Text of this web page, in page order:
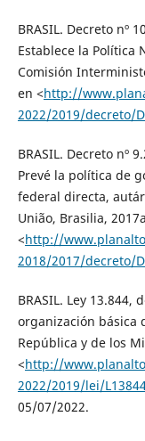
BRASIL. Decreto nº
Establece la Política
Comisión
en <http://
2022/2019/decreto/
BRASIL. Decreto nº
Prevé la política de
federal directa,
União, Brasilia,
<http://
2018/2017/decreto/
BRASIL. Ley 13.844,
organización básica
República y de los
<http://
2022/2019/lei/
05/07/2022.